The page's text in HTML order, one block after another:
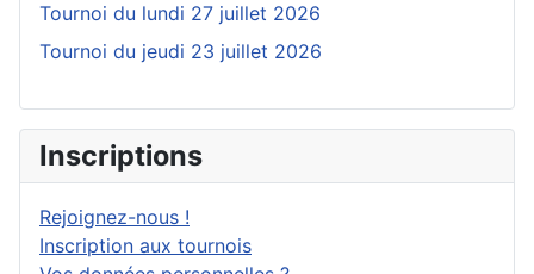
Tournoi du lundi 27 juillet 2026
Tournoi du jeudi 23 juillet 2026
Inscriptions
Rejoignez-nous !
Inscription aux tournois